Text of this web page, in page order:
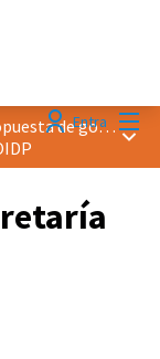
Entra¿Cómo consolidar el OIDP? Objetivos y propuesta de gobernanza